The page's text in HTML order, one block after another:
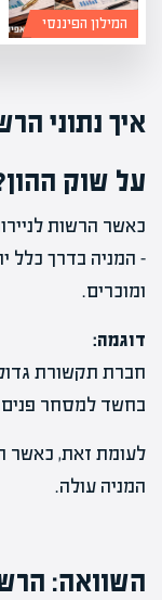
המילון הפיננסי
איך נתוני
על שוק
כאשר הרשות
– המניה בדרך כלל
ומוכרים.
דוגמה:
חברת תקשורת
בחשד למסחר פנים. המניה
לעומת זאת, כאשר
המניה עולה.
השוואה: